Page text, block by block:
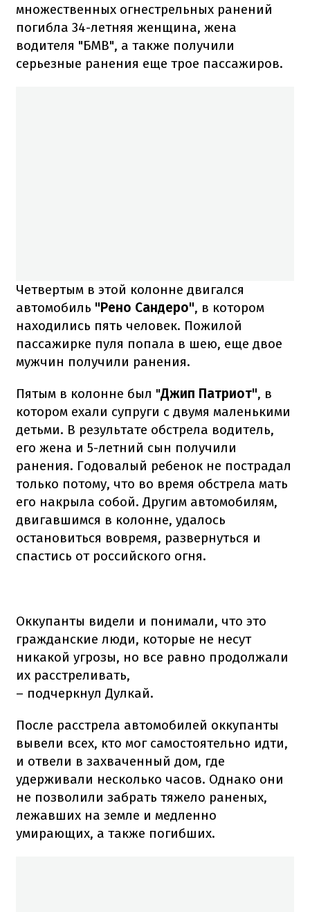
множественных огнестрельных ранений
погибла 34-летняя женщина, жена
водителя "БМВ", а также получили
серьезные ранения еще трое пассажиров.
Четвертым в этой колонне двигался
автомобиль "Рено Сандеро", в котором
находились пять человек. Пожилой
пассажирке пуля попала в шею, еще двое
мужчин получили ранения.
Пятым в колонне был "Джип Патриот", в
котором ехали супруги с двумя маленькими
детьми. В результате обстрела водитель,
его жена и 5-летний сын получили
ранения. Годовалый ребенок не пострадал
только потому, что во время обстрела мать
его накрыла собой. Другим автомобилям,
двигавшимся в колонне, удалось
остановиться вовремя, развернуться и
спастись от российского огня.
Оккупанты видели и понимали, что это
гражданские люди, которые не несут
никакой угрозы, но все равно продолжали
их расстреливать,
– подчеркнул Дулкай.
После расстрела автомобилей оккупанты
вывели всех, кто мог самостоятельно идти,
и отвели в захваченный дом, где
удерживали несколько часов. Однако они
не позволили забрать тяжело раненых,
лежавших на земле и медленно
умирающих, а также погибших.